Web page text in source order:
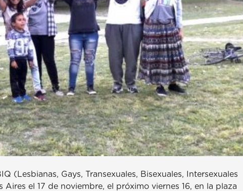
(Lesbianas, Gays, Transexuales, Bisexuales, Intersexuales
el 17 de noviembre, el próximo viernes 16, en la plaza